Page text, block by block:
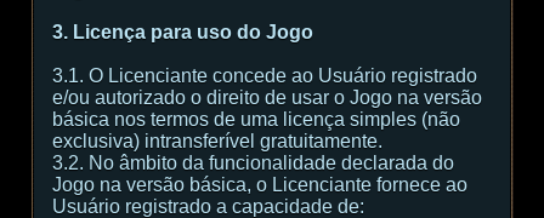
3. Licença para uso do Jogo
3.1. O Licenciante concede ao Usuário registrado
e/ou autorizado o direito de usar o Jogo na versão
básica nos termos de uma licença simples (não
exclusiva) intransferível gratuitamente.
3.2. No âmbito da funcionalidade declarada do
Jogo na versão básica, o Licenciante fornece ao
Usuário registrado a capacidade de: